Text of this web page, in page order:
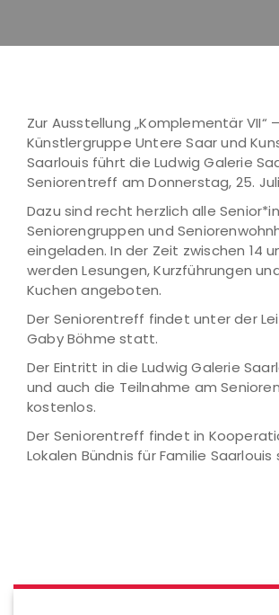
Zur Ausstellung „Komplementär VII“ –
Künstlergruppe Untere Saar und
Saarlouis führt die Ludwig Galerie
Seniorentreff am Donnerstag, 25.
Dazu sind recht herzlich alle
Seniorengruppen und
eingeladen. In der Zeit zwischen 14
werden Lesungen, Kurzführungen
Kuchen angeboten.
Der Seniorentreff findet unter der
Gaby Böhme statt.
Der Eintritt in die Ludwig Galerie
und auch die Teilnahme am
kostenlos.
Der Seniorentreff findet in
Lokalen Bündnis für Familie